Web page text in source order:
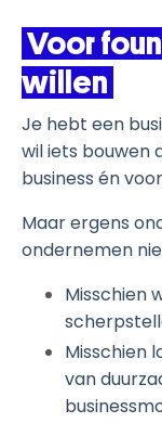
Voor
willen
Je hebt een
wil iets bouwen
business én
Maar ergens
ondernemen
Misschien
Misschien
van